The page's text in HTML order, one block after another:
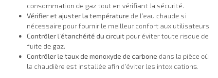
consommation de gaz tout en vérifiant la sécurité.
Vérifier et ajuster la température de l’eau chaude si
nécessaire pour fournir le meilleur confort aux utilisateurs.
Contrôler l’étanchéité du circuit pour éviter toute risque de
fuite de gaz.
Contrôler le taux de monoxyde de carbone dans la pièce où
la chaudière est installée afin d’éviter les intoxications.